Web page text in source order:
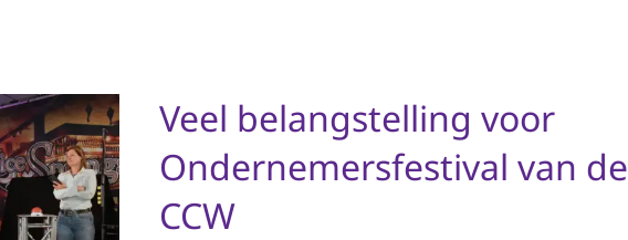
Veel belangstelling voor
Ondernemersfestival van de
CCW